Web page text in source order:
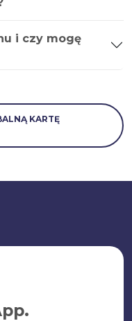
i czy mogę
KARTĘ